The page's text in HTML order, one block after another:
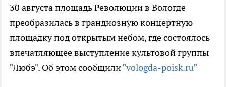
30 августа площадь Революции в Вологде
преобразилась в грандиозную концертную
площадку под открытым небом, где состоялось
впечатляющее выступление культовой группы
"Любэ". Об этом сообщили "vologda-poisk.ru"